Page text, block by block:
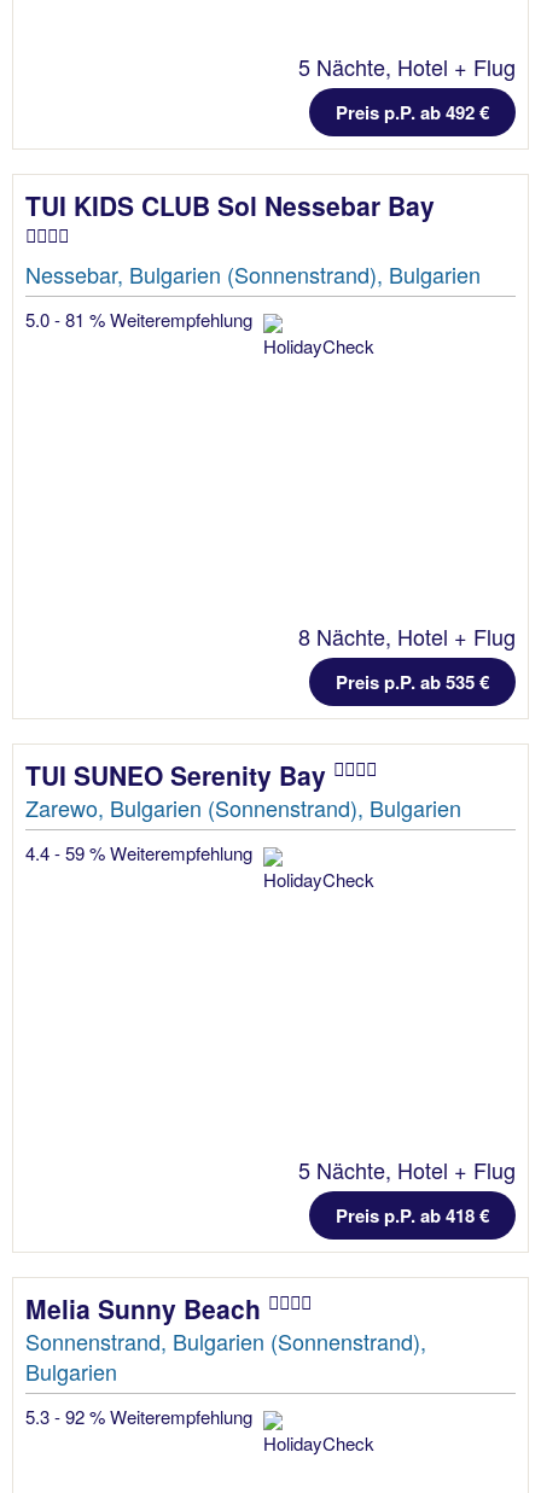
5 Nächte, Hotel + Flug
Preis p.P. ab 492 €
TUI KIDS CLUB Sol Nessebar Bay
Nessebar, Bulgarien (Sonnenstrand), Bulgarien
5.0 - 81 % Weiterempfehlung
8 Nächte, Hotel + Flug
Preis p.P. ab 535 €
TUI SUNEO Serenity Bay
Zarewo, Bulgarien (Sonnenstrand), Bulgarien
4.4 - 59 % Weiterempfehlung
5 Nächte, Hotel + Flug
Preis p.P. ab 418 €
Melia Sunny Beach
Sonnenstrand, Bulgarien (Sonnenstrand),
Bulgarien
5.3 - 92 % Weiterempfehlung